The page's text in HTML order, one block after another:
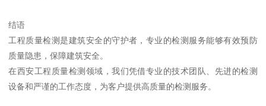
结语
工程质量检测是建筑安全的守护者，专业的检测服务能够有效预防
质量隐患，保障建筑安全。
在西安工程质量检测领域，我们凭借专业的技术团队、先进的检测
设备和严谨的工作态度，为客户提供高质量的检测服务。